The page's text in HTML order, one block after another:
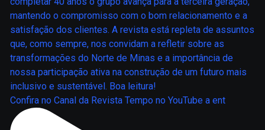
Confira no Canal da Revista Tempo no YouTube a ent